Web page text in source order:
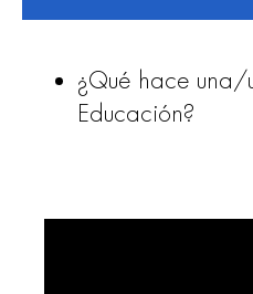
¿Qué hace
Educación?